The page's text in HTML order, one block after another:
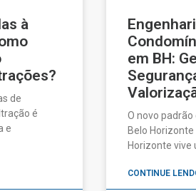
à
de
é
e
em BH:
O novo
Belo
Horizonte
CONTINUE